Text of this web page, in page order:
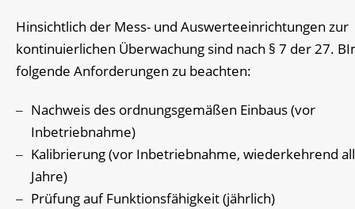
Hinsichtlich der Mess- und Auswerteeinrichtungen zur
kontinuierlichen Überwachung sind nach § 7 der 27.
folgende Anforderungen zu beachten:
Nachweis des ordnungsgemäßen Einbaus (vor
Inbetriebnahme)
Kalibrierung (vor Inbetriebnahme, wiederkehrend
Jahre)
Prüfung auf Funktionsfähigkeit (jährlich)